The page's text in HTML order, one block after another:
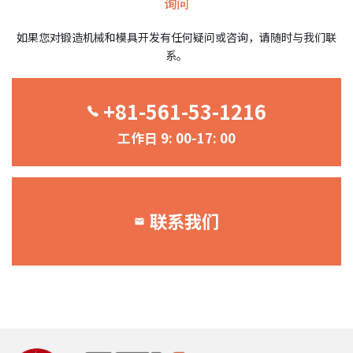
如果您对锻造机械和模具开发有任何疑问或咨询，请随时与我们联
系。
+81-561-53-1216
工作日 9: 00-17: 00
联系我们